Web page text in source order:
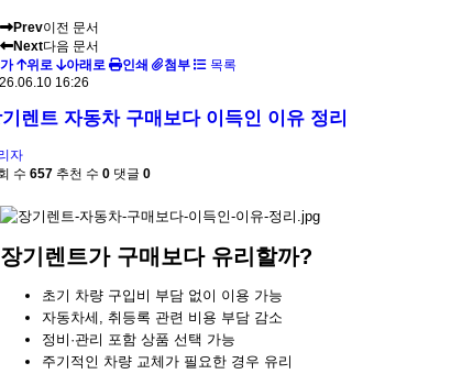
Prev이전 문서
Next다음 문서
가
위로 아래로 인쇄 첨부
목록
16:26
렌트 자동차 구매보다 이득인 이유 정리
자
수 657 추천 수 0 댓글 0
장기렌트가 구매보다 유리할까?
초기 차량 구입비 부담 없이 이용 가능
자동차세, 취등록 관련 비용 부담 감소
정비·관리 포함 상품 선택 가능
주기적인 차량 교체가 필요한 경우 유리